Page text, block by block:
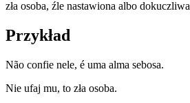
zła osoba, źle nastawiona albo dokuczliwa
Przykład
Não confie nele, é uma alma sebosa.
Nie ufaj mu, to zła osoba.